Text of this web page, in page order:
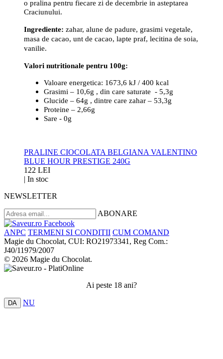
o pralina pentru fiecare zi de decembrie in asteptarea
Craciunului.
Ingrediente: zahar, alune de padure, grasimi vegetale,
masa de cacao, unt de cacao, lapte praf, lecitina de soia,
vanilie.
Valori nutritionale pentru 100g:
Valoare energetica: 1673,6 kJ / 400 kcal
Grasimi – 10,6g , din care saturate - 5,3g
Glucide – 64g , dintre care zahar – 53,3g
Proteine – 2,66g
Sare - 0g
PRALINE CIOCOLATA BELGIANA VALENTINO
BLUE HOUR PRESTIGE 240G
122 LEI
In stoc
NEWSLETTER
ABONARE
ANPC TERMENI SI CONDITII CUM COMAND
Magie du Chocolat, CUI: RO21973341, Reg Com.:
J40/11979/2007
© 2026 Magie du Chocolat.
Ai peste 18 ani?
DA NU